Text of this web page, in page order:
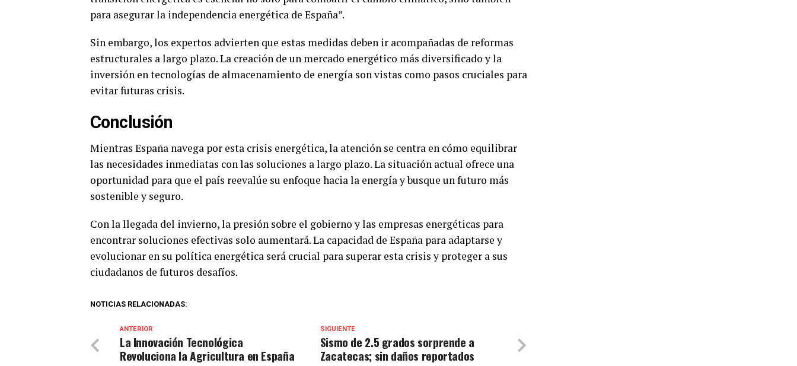
para asegurar la independencia energética de España”.
Sin embargo, los expertos advierten que estas medidas deben ir acompañadas de reformas
estructurales a largo plazo. La creación de un mercado energético más diversificado y la
inversión en tecnologías de almacenamiento de energía son vistas como pasos cruciales para
evitar futuras crisis.
Conclusión
Mientras España navega por esta crisis energética, la atención se centra en cómo equilibrar
las necesidades inmediatas con las soluciones a largo plazo. La situación actual ofrece una
oportunidad para que el país reevalúe su enfoque hacia la energía y busque un futuro más
sostenible y seguro.
Con la llegada del invierno, la presión sobre el gobierno y las empresas energéticas para
encontrar soluciones efectivas solo aumentará. La capacidad de España para adaptarse y
evolucionar en su política energética será crucial para superar esta crisis y proteger a sus
ciudadanos de futuros desafíos.
NOTICIAS RELACIONADAS:
SIGUIENTE
Sismo de 2.5 grados sorprende a
Zacatecas; sin daños reportados
ANTERIOR
La Innovación Tecnológica
Revoluciona la Agricultura en España